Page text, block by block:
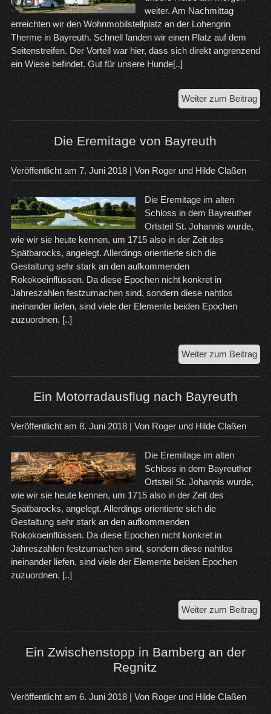
weiter. Am Nachmittag
erreichten wir den Wohnmobilstellplatz an der Lohengrin
Therme in Bayreuth. Schnell fanden wir einen Platz auf dem
Seitenstreifen. Der Vorteil war hier, dass sich direkt angrenzend
ein Wiese befindet. Gut für unsere Hunde[..]
Weiter zum Beitrag
in
Die Eremitage von Bayreuth
Veröffentlicht am 7. Juni 2018| Von Roger und Hilde Claßen
Die Eremitage im alten
Schloss in dem Bayreuther
Ortsteil St. Johannis wurde,
wie wir sie heute kennen, um 1715 also in der Zeit des
Spätbarocks, angelegt. Allerdings orientierte sich die
Gestaltung sehr stark an den aufkommenden
Rokokoeinflüssen. Da diese Epochen nicht konkret in
Jahreszahlen festzumachen sind, sondern diese nahtlos
ineinander liefen, sind viele der Elemente beiden Epochen
zuzuordnen. [..]
Weiter zum BeitragDie
von
Ein Motorradausflug nach Bayreuth
Veröffentlicht am 8. Juni 2018| Von Roger und Hilde Claßen
Die Eremitage im alten
Schloss in dem Bayreuther
Ortsteil St. Johannis wurde,
wie wir sie heute kennen, um 1715 also in der Zeit des
Spätbarocks, angelegt. Allerdings orientierte sich die
Gestaltung sehr stark an den aufkommenden
Rokokoeinflüssen. Da diese Epochen nicht konkret in
Jahreszahlen festzumachen sind, sondern diese nahtlos
ineinander liefen, sind viele der Elemente beiden Epochen
zuzuordnen. [..]
Weiter zum BeitragEin
Ein Zwischenstopp in Bamberg an der
Regnitz
Veröffentlicht am 6. Juni 2018| Von Roger und Hilde Claßen